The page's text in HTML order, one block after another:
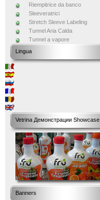
Riempitrice da banco
Sleeveratrici
Stretch Sleeve Labeling
Tunnel Aria Calda
Tunnel a vapore
Lingua
Vetrina Демонстрации Showcase
Banners